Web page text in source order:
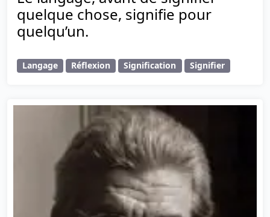
quelque chose, signifie pour
quelqu’un.
Langage Réflexion Signification Signifier